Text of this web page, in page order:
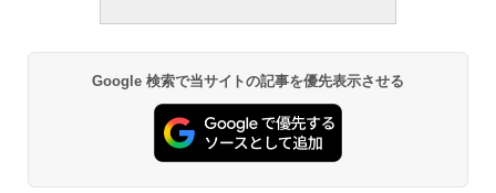
Google 検索で当サイトの記事を優先表示させる